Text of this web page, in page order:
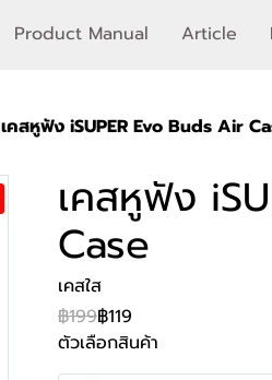
Product Manual Article
เคสหูฟัง iSUPER Evo Buds Air
เคสหูฟัง
Case
เคสใส
฿199฿119
ตัวเลือกสินค้า